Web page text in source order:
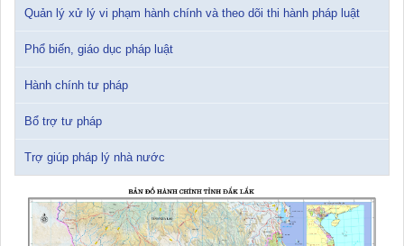
12/01/2026 14:30:21
pháp luật thuế thu nhập cá nhân
ma túy đến năm 2030
24/10/2025 17:14:42
Quản lý xử lý vi phạm hành chính và theo dõi thi hành pháp luật
Phổ biến, giáo dục pháp luật
Hành chính tư pháp
Bổ trợ tư pháp
Trợ giúp pháp lý nhà nước